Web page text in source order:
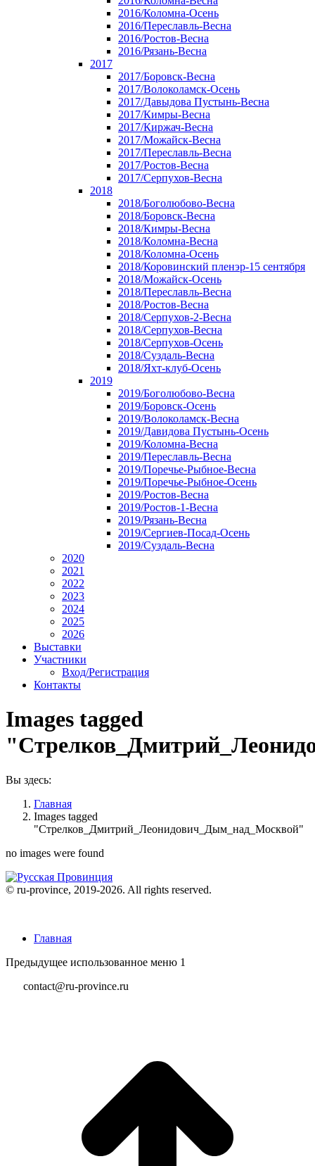
2016/Коломна-Осень
2016/Переславль-Весна
2016/Ростов-Весна
2016/Рязань-Весна
2017
2017/Боровск-Весна
2017/Волоколамск-Осень
2017/Давыдова Пустынь-Весна
2017/Кимры-Весна
2017/Киржач-Весна
2017/Можайск-Весна
2017/Переславль-Весна
2017/Ростов-Весна
2017/Серпухов-Весна
2018
2018/Боголюбово-Весна
2018/Боровск-Весна
2018/Кимры-Весна
2018/Коломна-Весна
2018/Коломна-Осень
2018/Коровинский пленэр-15 сентября
2018/Можайск-Осень
2018/Переславль-Весна
2018/Ростов-Весна
2018/Серпухов-2-Весна
2018/Серпухов-Весна
2018/Серпухов-Осень
2018/Суздаль-Весна
2018/Яхт-клуб-Осень
2019
2019/Боголюбово-Весна
2019/Боровск-Осень
2019/Волоколамск-Весна
2019/Давидова Пустынь-Осень
2019/Коломна-Весна
2019/Переславль-Весна
2019/Поречье-Рыбное-Весна
2019/Поречье-Рыбное-Осень
2019/Ростов-Весна
2019/Ростов-1-Весна
2019/Рязань-Весна
2019/Сергиев-Посад-Осень
2019/Суздаль-Весна
2020
2021
2022
2023
2024
2025
2026
Выставки
Участники
Вход/Регистрация
Контакты
Images tagged
Вы здесь:
Главная
Images tagged
"Стрелков_Дмитрий_Леонидович_Дым_над_Москвой"
no images were found
© ru-province, 2019-2026. All rights reserved.
Главная
Предыдущее использованное меню 1
contact@ru-province.ru